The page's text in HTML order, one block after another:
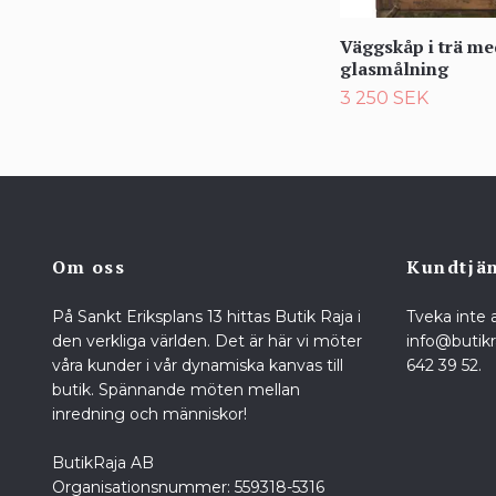
Väggskåp i trä
glasmålning
3 250 SEK
Om oss
På Sankt Eriksplans 13 hittas Butik Raja i
den verkliga världen. Det är här vi möter
våra kunder i vår dynamiska kanvas till
butik. Spännande möten mellan
inredning och människor!
ButikRaja AB
Organisationsnummer: 559318-5316
Tveka inte
642 39 52.